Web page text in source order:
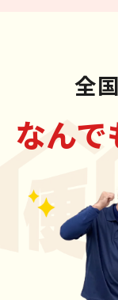
全
なんで